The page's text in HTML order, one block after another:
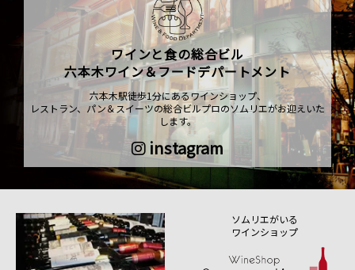
ワインと食の総合ビル
六本木ワイン＆フードデパートメント
六本木駅徒歩1分にあるワインショップ、
レストラン、パン＆スイーツの総合ビルプロのソムリエがお迎えいた
します。
instagram
ソムリエがいる
ワインショップ